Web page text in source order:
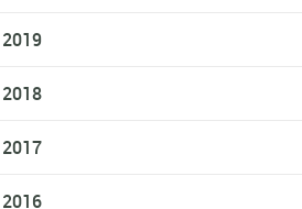
2019
2018
2017
2016